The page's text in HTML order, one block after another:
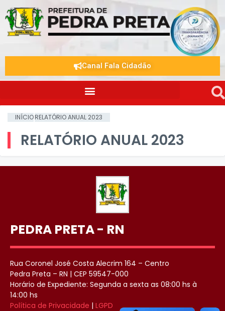
Canal Fala Cidadão
INÍCIORELATÓRIO ANUAL 2023
RELATÓRIO ANUAL 2023
PEDRA PRETA - RN
Rua Coronel José Costa Alecrim 164 – Centro
Pedra Preta – RN | CEP 59547-000
Horário de Expediente: Segunda a sexta as 08:00 hs à
14:00 hs
Política de Privacidade | LGPD